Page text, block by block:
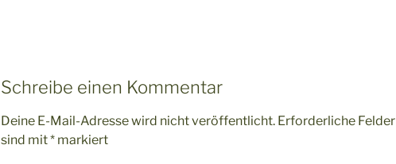
Schreibe einen Kommentar
Deine E-Mail-Adresse wird nicht veröffentlicht. Erforderliche Felder
sind mit* markiert